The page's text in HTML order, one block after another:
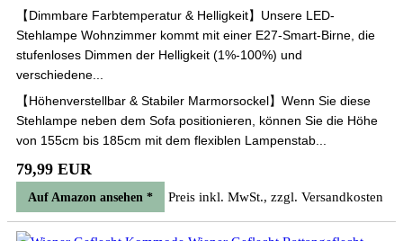
【Dimmbare Farbtemperatur & Helligkeit】Unsere LED-
Stehlampe Wohnzimmer kommt mit einer E27-Smart-Birne, die
stufenloses Dimmen der Helligkeit (1%-100%) und
verschiedene...
【Höhenverstellbar & Stabiler Marmorsockel】Wenn Sie diese
Stehlampe neben dem Sofa positionieren, können Sie die Höhe
von 155cm bis 185cm mit dem flexiblen Lampenstab...
79,99 EUR
Auf Amazon ansehen * Preis inkl. MwSt., zzgl. Versandkosten